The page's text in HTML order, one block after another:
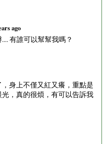
ago
有誰可以幫幫我嗎？
身上不僅又紅又癢，重點是
，真的很煩，有可以告訴我